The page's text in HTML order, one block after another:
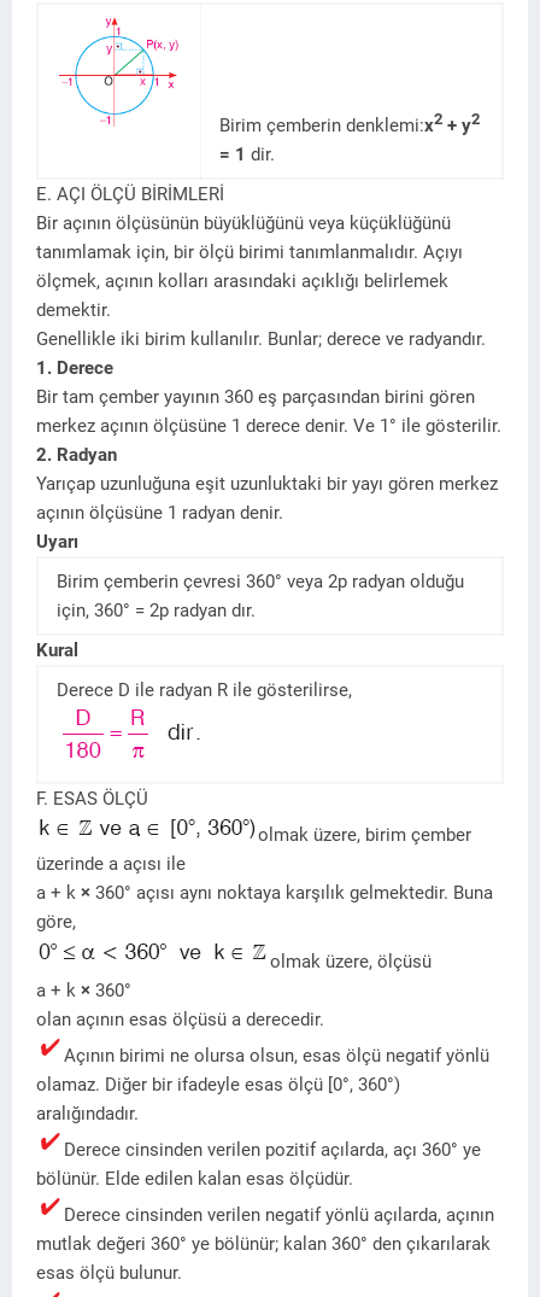
Birim çemberin denklemi:x2 + y2
= 1 dir.
E. AÇI ÖLÇÜ BİRİMLERİ
Bir açının ölçüsünün büyüklüğünü veya küçüklüğünü
tanımlamak için, bir ölçü birimi tanımlanmalıdır. Açıyı
ölçmek, açının kolları arasındaki açıklığı belirlemek
demektir.
Genellikle iki birim kullanılır. Bunlar; derece ve radyandır.
1. Derece
Bir tam çember yayının 360 eş parçasından birini gören
merkez açının ölçüsüne 1 derece denir. Ve 1° ile gösterilir.
2. Radyan
Yarıçap uzunluğuna eşit uzunluktaki bir yayı gören merkez
açının ölçüsüne 1 radyan denir.
Uyarı
Birim çemberin çevresi 360° veya 2p radyan olduğu
için, 360° = 2p radyan dır.
Kural
Derece D ile radyan R ile gösterilirse,
F. ESAS ÖLÇÜ
olmak üzere, birim çember
üzerinde a açısı ile
a + k × 360° açısı aynı noktaya karşılık gelmektedir. Buna
göre,
olmak üzere, ölçüsü
a + k × 360°
olan açının esas ölçüsü a derecedir.
Açının birimi ne olursa olsun, esas ölçü negatif yönlü
olamaz. Diğer bir ifadeyle esas ölçü [0°, 360°)
aralığındadır.
Derece cinsinden verilen pozitif açılarda, açı 360° ye
bölünür. Elde edilen kalan esas ölçüdür.
Derece cinsinden verilen negatif yönlü açılarda, açının
mutlak değeri 360° ye bölünür; kalan 360° den çıkarılarak
esas ölçü bulunur.